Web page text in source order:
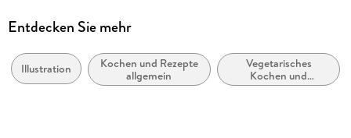
Verlag/Hersteller
Produktart
Kalender
Entdecken Sie mehr
Illustration
Kochen und Rezepte
allgemein
Vegetarisches
Kochen und
Vegetarismus